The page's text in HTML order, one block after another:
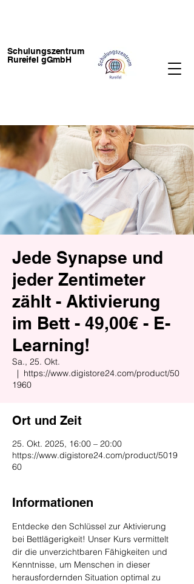
Schulungszentrum
Rureifel gGmbH
Jede Synapse und
jeder Zentimeter
zählt - Aktivierung
im Bett - 49,00€ - E-
Learning!
Sa., 25. Okt.
  |
https://www.digistore24.com/product/50
1960
Ort und Zeit
25. Okt. 2025, 16:00 – 20:00
https://www.digistore24.com/product/5019
60
Informationen
Entdecke den Schlüssel zur Aktivierung
bei Bettlägerigkeit! Unser Kurs vermittelt
dir die unverzichtbaren Fähigkeiten und
Kenntnisse, um Menschen in dieser
herausfordernden Situation optimal zu